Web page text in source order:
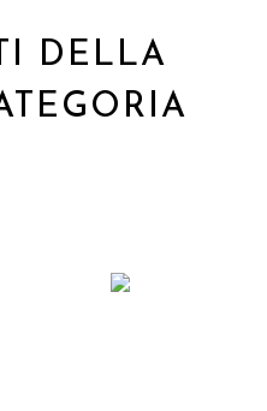
DELLA